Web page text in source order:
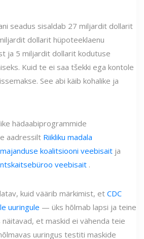
seadus sisaldab 27 miljardit dollarit
dollarit hüpoteeklaenu
ja 5 miljardit dollarit kodutuse
Kuid te ei saa tšekki ega kontole
See abi käib kohalike ja
hädaabiprogrammide
aadressilt Riikliku madala
koalitsiooni veebisait ja
veebisait .
kuid väärib märkimist, et CDC
uuringule — üks hõlmab lapsi ja teine
et maskid ei vähenda teie
uuringus testiti maskide